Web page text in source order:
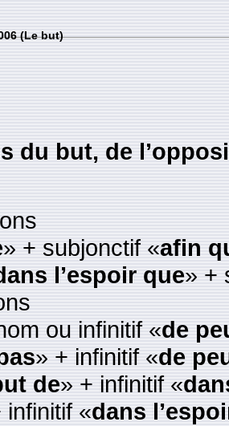
(Le but)
du but, de
» + subjonctif «afin
l’espoir que» +
ou infinitif «de
» + infinitif «de
de» + infinitif «
infinitif «dans